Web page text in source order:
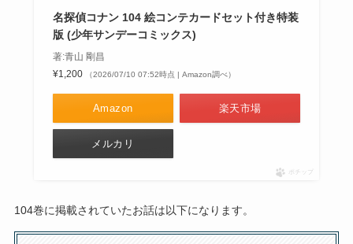
名探偵コナン 104 絵コンテカードセット付き特装
版 (少年サンデーコミックス)
著:青山 剛昌
¥1,200
（2026/07/10 07:52時点 | Amazon調べ）
Amazon 楽天市場
メルカリ
ポチップ
104巻に掲載されていたお話は以下になります。